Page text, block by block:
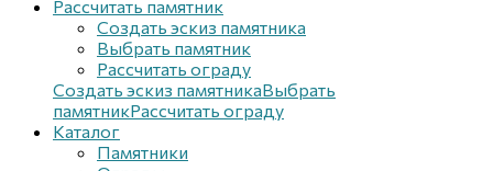
Рассчитать памятник
Создать эскиз памятника
Выбрать памятник
Рассчитать ограду
Создать эскиз памятникаВыбрать
памятникРассчитать ограду
Каталог
Памятники